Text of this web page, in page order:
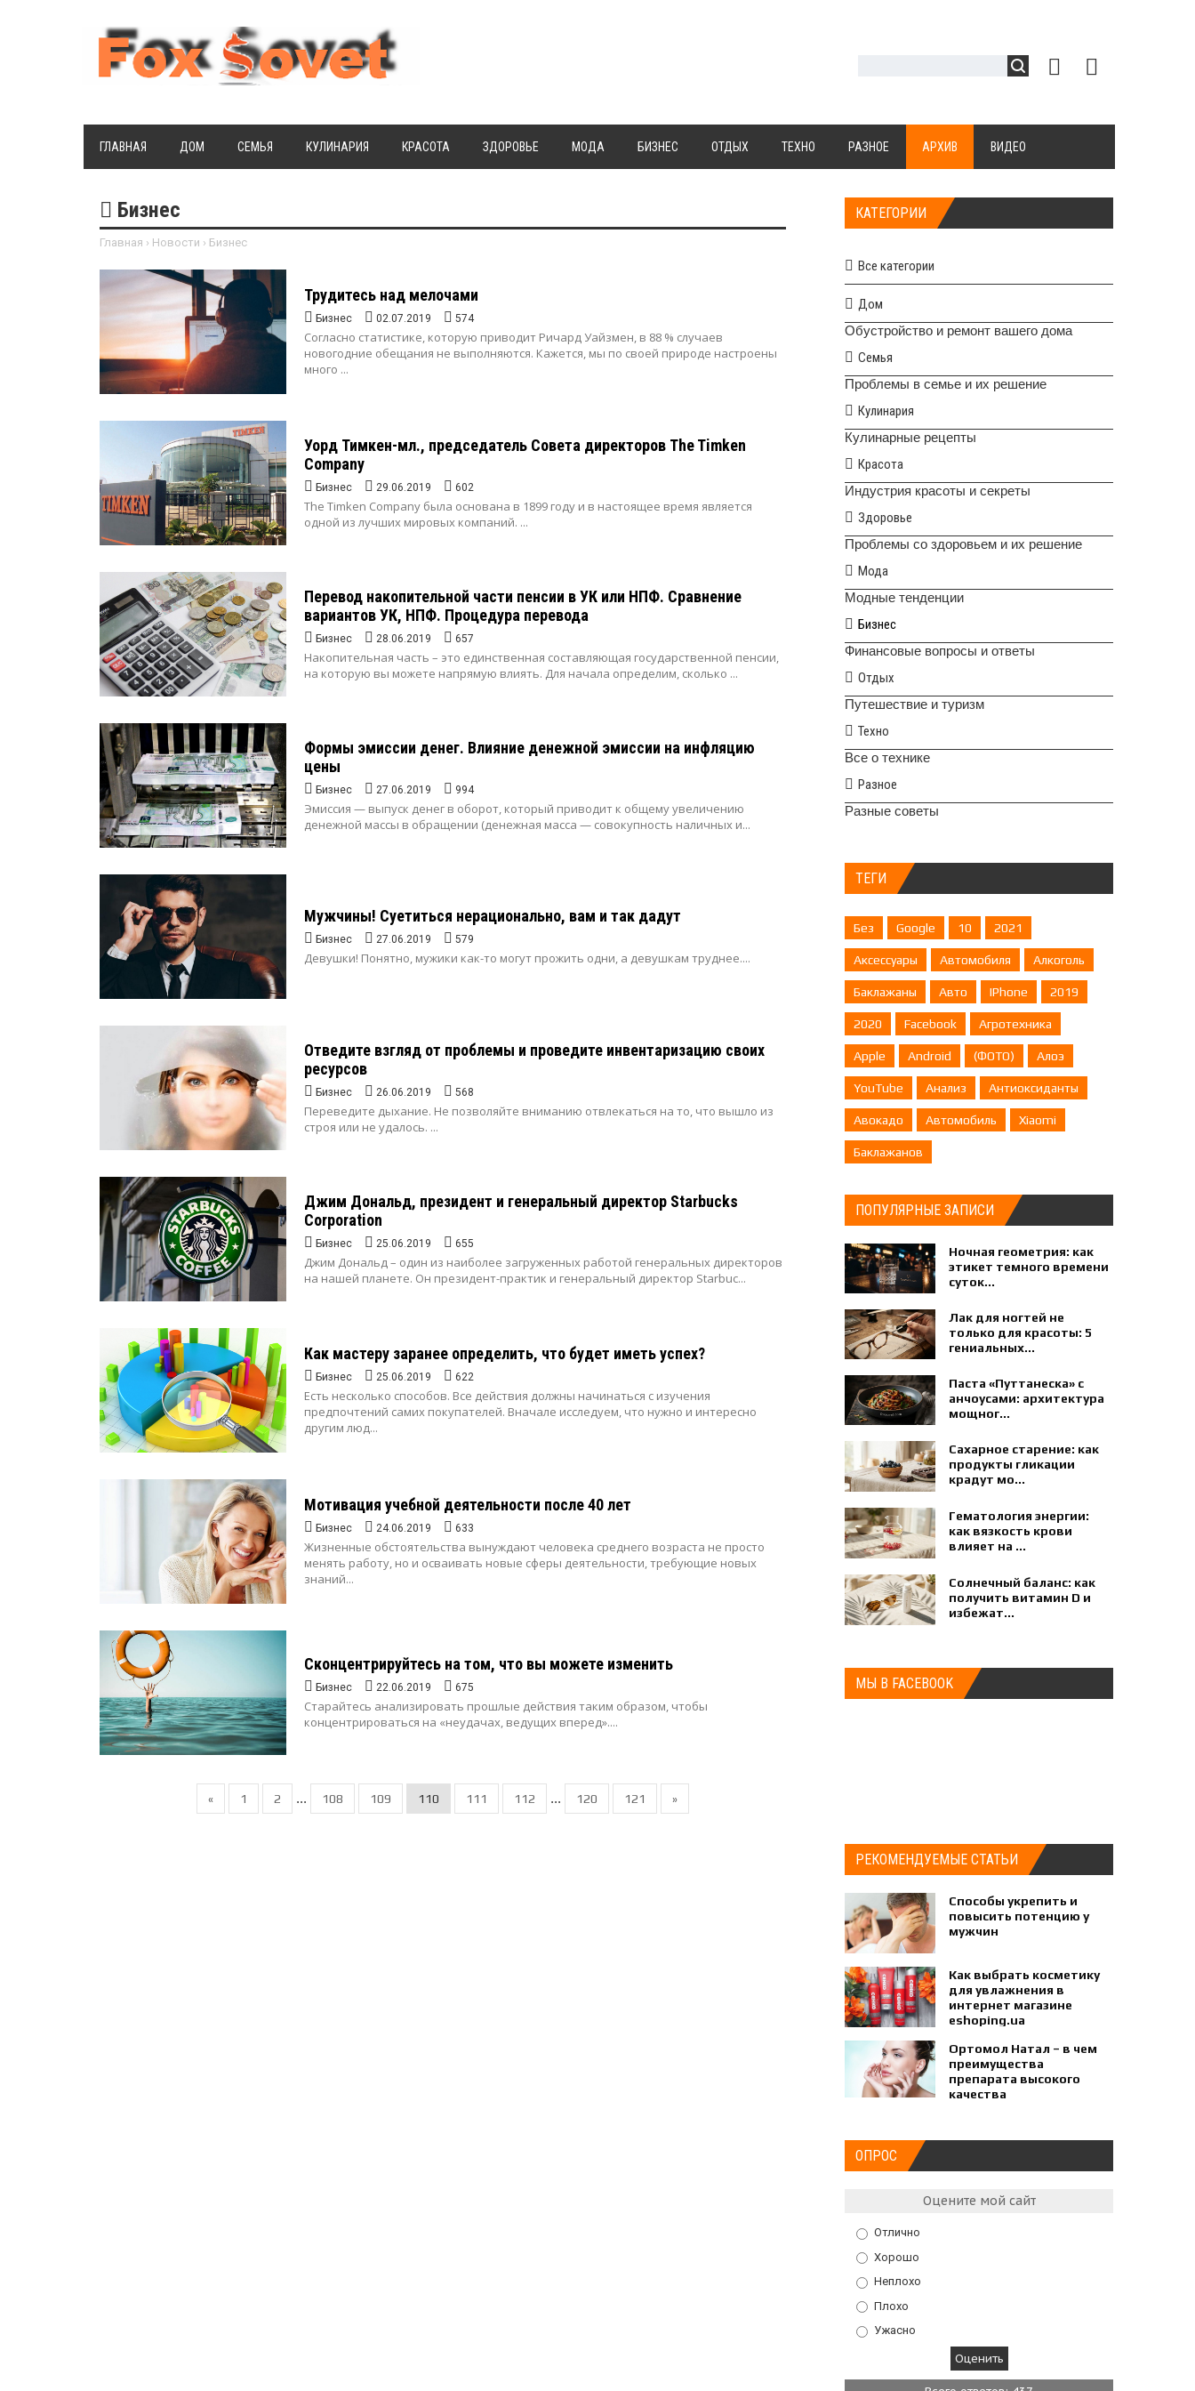
ГЛАВНАЯ ДОМ СЕМЬЯ КУЛИНАРИЯ КРАСОТА ЗДОРОВЬЕ МОДА БИЗНЕС ОТДЫХ ТЕХНО РАЗНОЕ АРХИВ ВИДЕО
Бизнес
Главная › Новости › Бизнес
Трудитесь над мелочами
Бизнес 02.07.2019 574
Согласно статистике, которую приводит Ричард Уайзмен, в 88 % случаев
новогодние обещания не выполняются. Кажется, мы по своей природе настроены
много ...
Уорд Тимкен-мл., председатель Совета директоров The Timken
Company
Бизнес 29.06.2019 602
The Timken Company была основана в 1899 году и в настоящее время является
одной из лучших мировых компаний. ...
Перевод накопительной части пенсии в УК или НПФ. Сравнение
вариантов УК, НПФ. Процедура перевода
Бизнес 28.06.2019 657
Накопительная часть – это единственная составляющая государственной пенсии,
на которую вы можете напрямую влиять. Для начала определим, сколько ...
Формы эмиссии денег. Влияние денежной эмиссии на инфляцию
цены
Бизнес 27.06.2019 994
Эмиссия — выпуск денег в оборот, который приводит к общему увеличению
денежной массы в обращении (денежная масса — совокупность наличных и...
Мужчины! Суетиться нерационально, вам и так дадут
Бизнес 27.06.2019 579
Девушки! Понятно, мужики как-то могут прожить одни, а девушкам труднее....
Отведите взгляд от проблемы и проведите инвентаризацию своих
ресурсов
Бизнес 26.06.2019 568
Переведите дыхание. Не позволяйте вниманию отвлекаться на то, что вышло из
строя или не удалось. ...
Джим Дональд, президент и генеральный директор Starbucks
Corporation
Бизнес 25.06.2019 655
Джим Дональд – один из наиболее загруженных работой генеральных директоров
на нашей планете. Он президент-практик и генеральный директор Starbuc...
Как мастеру заранее определить, что будет иметь успех?
Бизнес 25.06.2019 622
Есть несколько способов. Все действия должны начинаться с изучения
предпочтений самих покупателей. Вначале исследуем, что нужно и интересно
другим люд...
Мотивация учебной деятельности после 40 лет
Бизнес 24.06.2019 633
Жизненные обстоятельства вынуждают человека среднего возраста не просто
менять работу, но и осваивать новые сферы деятельности, требующие новых
знаний...
Сконцентрируйтесь на том, что вы можете изменить
Бизнес 22.06.2019 675
Старайтесь анализировать прошлые действия таким образом, чтобы
концентрироваться на «неудачах, ведущих вперед»....
« 1 2 ... 108 109 110 111 112 ... 120 121 »
КАТЕГОРИИ
Все категории
Дом
Обустройство и ремонт вашего дома
Семья
Проблемы в семье и их решение
Кулинария
Кулинарные рецепты
Красота
Индустрия красоты и секреты
Здоровье
Проблемы со здоровьем и их решение
Мода
Модные тенденции
Бизнес
Финансовые вопросы и ответы
Отдых
Путешествие и туризм
Техно
Все о технике
Разное
Разные советы
ТЕГИ
Без Google 10 2021
Аксессуары Автомобиля Алкоголь
Баклажаны Авто IPhone 2019
2020 Facebook Агротехника
Apple Android (ФОТО) Алоэ
YouTube Анализ Антиоксиданты
Авокадо Автомобиль Xiaomi
Баклажанов
ПОПУЛЯРНЫЕ ЗАПИСИ
Ночная геометрия: как
этикет темного времени
суток...
Лак для ногтей не
только для красоты: 5
гениальных...
Паста «Путтанеска» с
анчоусами: архитектура
мощног...
Сахарное старение: как
продукты гликации
крадут мо...
Гематология энергии:
как вязкость крови
влияет на ...
Солнечный баланс: как
получить витамин D и
избежат...
МЫ В FACEBOOK
РЕКОМЕНДУЕМЫЕ СТАТЬИ
Способы укрепить и
повысить потенцию у
мужчин
Как выбрать косметику
для увлажнения в
интернет магазине
eshoping.ua
Ортомол Натал – в чем
преимущества
препарата высокого
качества
ОПРОС
Оцените мой сайт
Отлично
Хорошо
Неплохо
Плохо
Ужасно